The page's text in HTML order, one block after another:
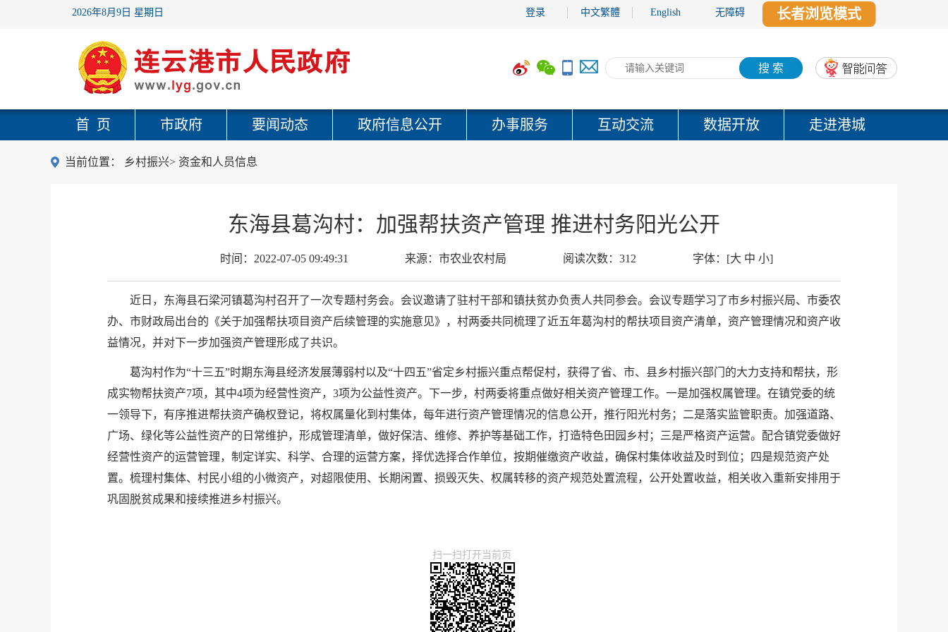
2026年8月9日 星期日 登录 中文繁體 English 无障碍 长者浏览模式
搜 索
首 页 市政府 要闻动态 政府信息公开 办事服务 互动交流 数据开放 走进港城
当前位置： 乡村振兴> 资金和人员信息
东海县葛沟村：加强帮扶资产管理 推进村务阳光公开
时间： 2022-07-05 09:49:31 来源： 市农业农村局 阅读次数： 312 字体： [大 中 小]
近日，东海县石梁河镇葛沟村召开了一次专题村务会。会议邀请了驻村干部和镇扶贫办负责人共同参会。会议专题学习了市乡村振兴局、市委农
办、市财政局出台的《关于加强帮扶项目资产后续管理的实施意见》，村两委共同梳理了近五年葛沟村的帮扶项目资产清单，资产管理情况和资产收
益情况，并对下一步加强资产管理形成了共识。
葛沟村作为“十三五”时期东海县经济发展薄弱村以及“十四五”省定乡村振兴重点帮促村，获得了省、市、县乡村振兴部门的大力支持和帮扶，形
成实物帮扶资产7项，其中4项为经营性资产，3项为公益性资产。下一步，村两委将重点做好相关资产管理工作。一是加强权属管理。在镇党委的统
一领导下，有序推进帮扶资产确权登记，将权属量化到村集体，每年进行资产管理情况的信息公开，推行阳光村务；二是落实监管职责。加强道路、
广场、绿化等公益性资产的日常维护，形成管理清单，做好保洁、维修、养护等基础工作，打造特色田园乡村；三是严格资产运营。配合镇党委做好
经营性资产的运营管理，制定详实、科学、合理的运营方案，择优选择合作单位，按期催缴资产收益，确保村集体收益及时到位；四是规范资产处
置。梳理村集体、村民小组的小微资产，对超限使用、长期闲置、损毁灭失、权属转移的资产规范处置流程，公开处置收益，相关收入重新安排用于
巩固脱贫成果和接续推进乡村振兴。
扫一扫打开当前页